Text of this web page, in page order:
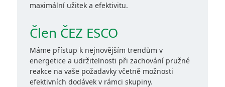
maximální užitek a efektivitu.
Člen ČEZ ESCO
Máme přístup k nejnovějším trendům v
energetice a udržitelnosti při zachování pružné
reakce na vaše požadavky včetně možnosti
efektivních dodávek v rámci skupiny.